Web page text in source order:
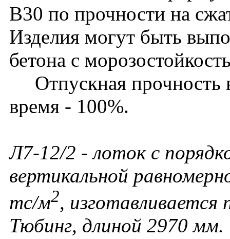
В30 по прочности на
Изделия могут быть
бетона с
Отпускная прочность
время - 100%.
Л7-12/2 - лоток с
вертикальной
тс/м2,
Тюбинг, длиной 2970 мм.